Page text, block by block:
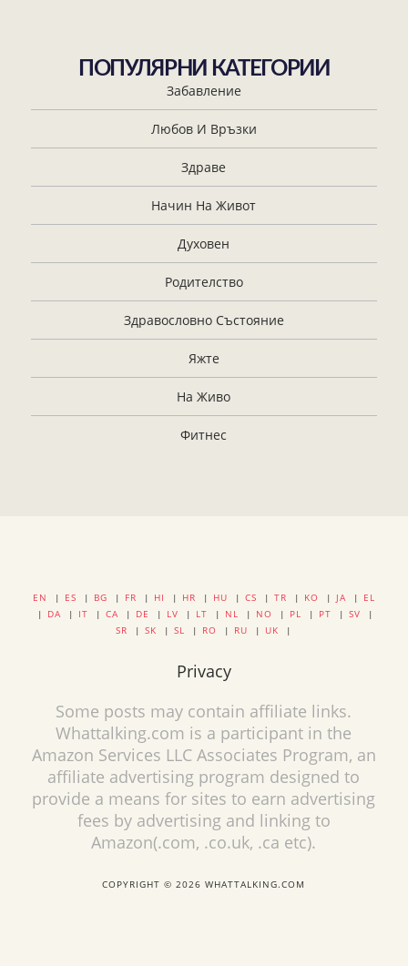
ПОПУЛЯРНИ КАТЕГОРИИ
Забавление
Любов И Връзки
Здраве
Начин На Живот
Духовен
Родителство
Здравословно Състояние
Яжте
На Живо
Фитнес
EN | ES | BG | FR | HI | HR | HU | CS | TR | KO | JA | EL
| DA | IT | CA | DE | LV | LT | NL | NO | PL | PT | SV |
SR | SK | SL | RO | RU | UK |
Privacy
Some posts may contain affiliate links.
Whattalking.com is a participant in the
Amazon Services LLC Associates Program, an
affiliate advertising program designed to
provide a means for sites to earn advertising
fees by advertising and linking to
Amazon(.com, .co.uk, .ca etc).
COPYRIGHT © 2026 WHATTALKING.COM